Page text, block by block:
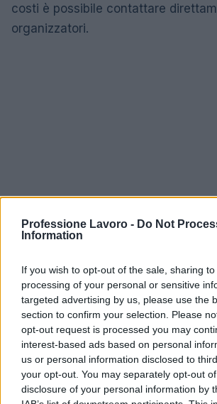
Professione Lavoro - Do Not
Information
If you wish to opt-out of the sale, sharing
processing of your personal or sensitive
targeted advertising by us, please use the
section to confirm your selection. Please
opt-out request is processed you may
interest-based ads based on personal
us or personal information disclosed to
your opt-out. You may separately opt-out
disclosure of your personal information by
costi è possibile contattare
organizzatori.
Come partecipare
Chi è interessato può richiedere
modalità di adesione e sui requisiti
contattando Federcomtur o
informazioni fornite illustreranno i